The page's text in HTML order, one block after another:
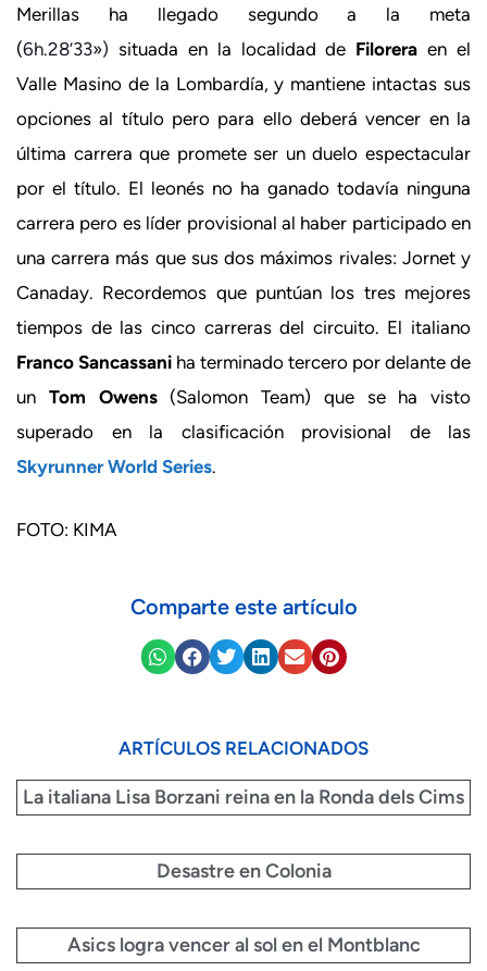
Merillas ha llegado segundo a la meta
(6h.28’33») situada en la localidad de Filorera en el
Valle Masino de la Lombardía, y mantiene intactas sus
opciones al título pero para ello deberá vencer en la
última carrera que promete ser un duelo espectacular
por el título. El leonés no ha ganado todavía ninguna
carrera pero es líder provisional al haber participado en
una carrera más que sus dos máximos rivales: Jornet y
Canaday. Recordemos que puntúan los tres mejores
tiempos de las cinco carreras del circuito. El italiano
Franco Sancassani ha terminado tercero por delante de
un Tom Owens(Salomon Team) que se ha visto
superado en la clasificación provisional de las
Skyrunner World Series.
FOTO: KIMA
Comparte este artículo
ARTÍCULOS RELACIONADOS
La italiana Lisa Borzani reina en la Ronda dels Cims
Desastre en Colonia
Asics logra vencer al sol en el Montblanc